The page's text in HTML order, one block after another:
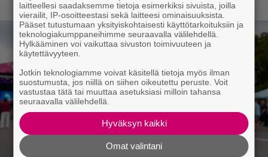
laitteellesi saadaksemme tietoja esimerkiksi sivuista, joilla
vierailit, IP-osoitteestasi sekä laitteesi ominaisuuksista.
Pääset tutustumaan yksityiskohtaisesti käyttötarkoituksiin ja
teknologiakumppaneihimme seuraavalla välilehdellä.
Hylkääminen voi vaikuttaa sivuston toimivuuteen ja
käytettävyyteen.
Jotkin teknologiamme voivat käsitellä tietoja myös ilman
suostumusta, jos niillä on siihen oikeutettu peruste. Voit
vastustaa tätä tai muuttaa asetuksiasi milloin tahansa
seuraavalla välilehdellä.
Hyväksyn kaikki
Omat valintani